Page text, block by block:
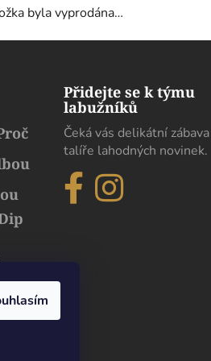
byla vyprodána…
Přidejte se k týmu
labužníků
Čeká vás delikátní
talíře lahodných novinek.